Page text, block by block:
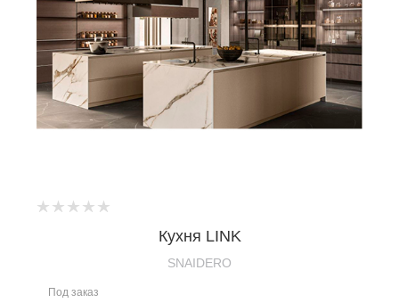
Кухня LINK
SNAIDERO
Под заказ